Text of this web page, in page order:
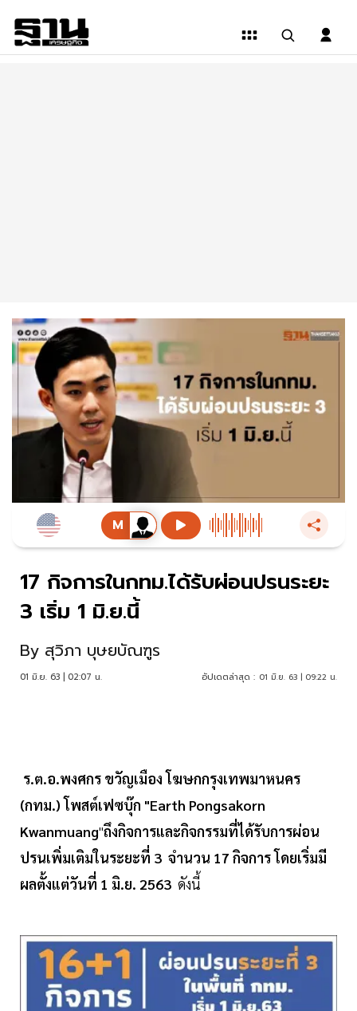
17 กิจการในกทม.ได้รับผ่อนปรนระยะ
3 เริ่ม 1 มิ.ย.นี้
By สุวิภา บุษยบัณฑูร
01 มิ.ย. 63 | 02:07 น. อัปเดตล่าสุด : 01 มิ.ย. 63 | 09:22 น.
ร.ต.อ.พงศกร ขวัญเมือง โฆษกกรุงเทพมาหนคร
(กทม.) โพสต์เฟซบุ๊ก "Earth Pongsakorn
Kwanmuang"ถึงกิจการและกิจกรรมที่ได้รับการผ่อน
ปรนเพิ่มเติมในระยะที่ 3 จำนวน 17 กิจการ โดยเริ่มมี
ผลตั้งแต่วันที่ 1 มิ.ย. 2563 ดังนี้